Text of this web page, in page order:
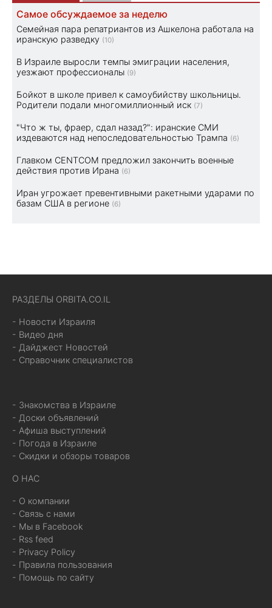
Самое обсуждаемое за неделю
Семейная пара репатриантов из Ашкелона работала на
иранскую разведку (10)
В Израиле выросли темпы эмиграции населения,
уезжают профессионалы (9)
Бойкот в школе привел к самоубийству школьницы.
Родители подали многомиллионный иск (7)
"Что ж ты, фраер, сдал назад?": иранские СМИ
издеваются над непоследовательностью Трампа (6)
Главком CENTCOM предложил закончить военные
действия против Ирана (6)
Иран угрожает превентивными ракетными ударами по
базам США в регионе (6)
РАЗДЕЛЫ ORBITA.CO.IL
- Новости Израиля
- Видео дня
- Дайджест Новостей
- Справочник специалистов
- Знакомства в Израиле
- Доски объявлений
- Афиша выступлений
- Погода в Израиле
- Скидки и обзоры товаров
О НАС
- О компании
- Связь с нами
- Мы в Facebook
- Rss feed
- Privacy Policy
- Правила пользования
- Помощь по сайту